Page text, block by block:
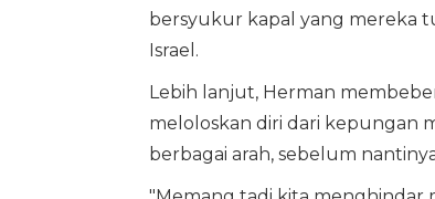
bersyukur kapal yang mereka
Israel.
Lebih lanjut, Herman
meloloskan diri dari kepungan
berbagai arah, sebelum